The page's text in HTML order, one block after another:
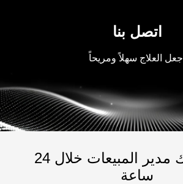
اتصل بنا
اجعل العلاج سهلاً ومريحاً
سيتصل بك مدير المبيعات خلال 24
ساعة